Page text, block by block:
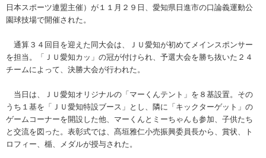
日本スポーツ連盟主催）が１１月２９日、愛知県日進市の口論義運動公
園球技場で開催された。
通算３４回目を迎えた同大会は、ＪＵ愛知が初めてメインスポンサー
を担当。「ＪＵ愛知カッ」の冠が付けられ、予選大会を勝ち抜いた２４
チームによって、決勝大会が行われた。
当日は、ＪＵ愛知オリジナルの「マーくんテント」を８基設置。その
うち１基を「ＪＵ愛知特設ブース」とし、隣に「キックターゲット」の
ゲームコーナーを開設した他、マーくんとミーちゃんも参加、子供たち
と交流を図った。表彰式では、髙垣雅仁小売振興委員長から、賞状、ト
ロフィー、楯、メダルが授与された。